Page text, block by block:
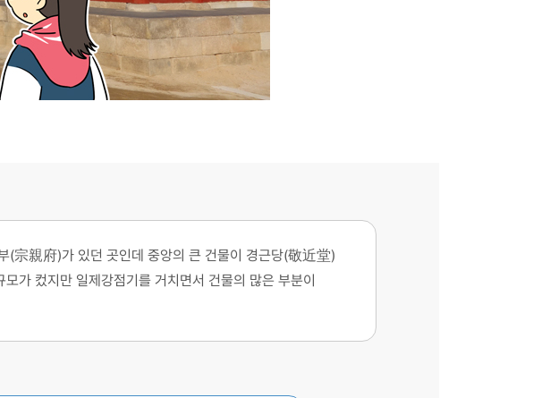
(宗親府)가 있던 곳인데 중앙의 큰 건물이 경근당(敬近堂)
가 컸지만 일제강점기를 거치면서 건물의 많은 부분이